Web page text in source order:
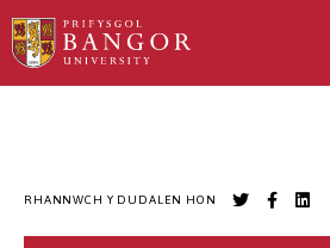
Sgipiwch
i’r
RHANNWCH Y DUDALEN HON